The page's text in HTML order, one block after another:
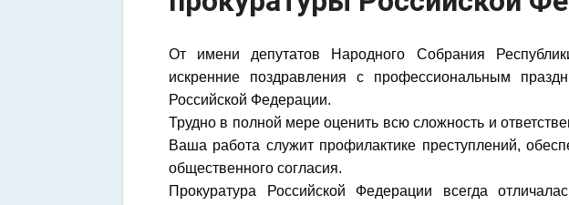
От имени депутатов Народного Собрания
искренние поздравления с профессиональным
Российской Федерации.
Трудно в полной мере оценить всю сложность и
Ваша работа служит профилактике преступлений,
общественного согласия.
Прокуратура Российской Федерации всегда